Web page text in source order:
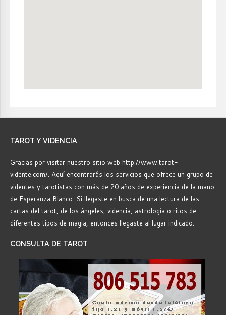
TAROT Y VIDENCIA
Gracias por visitar nuestro sitio web http://www.tarot-
vidente.com/. Aquí encontrarás los servicios que ofrece un grupo de
videntes y tarotistas con más de 20 años de experiencia de la mano
de Esperanza Blanco. Si llegaste en busca de una lectura de las
cartas del tarot, de los ángeles, videncia, astrología o ritos de
diferentes tipos de magia, entonces llegaste al lugar indicado.
CONSULTA DE TAROT